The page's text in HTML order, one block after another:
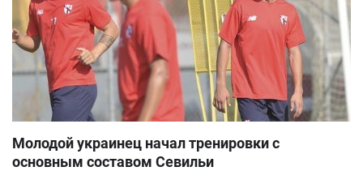
Молодой украинец начал тренировки с
основным составом Севильи